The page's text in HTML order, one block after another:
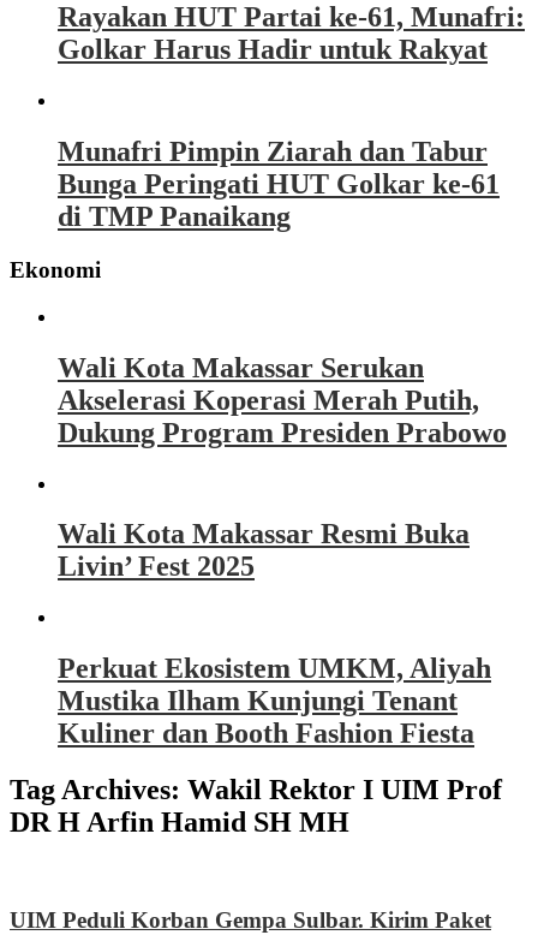
Rayakan HUT Partai ke-61, Munafri:
Golkar Harus Hadir untuk Rakyat
Munafri Pimpin Ziarah dan Tabur
Bunga Peringati HUT Golkar ke-61
di TMP Panaikang
Ekonomi
Wali Kota Makassar Serukan
Akselerasi Koperasi Merah Putih,
Dukung Program Presiden Prabowo
Wali Kota Makassar Resmi Buka
Livin’ Fest 2025
Perkuat Ekosistem UMKM, Aliyah
Mustika Ilham Kunjungi Tenant
Kuliner dan Booth Fashion Fiesta
Tag Archives: Wakil Rektor I UIM Prof
DR H Arfin Hamid SH MH
UIM Peduli Korban Gempa Sulbar. Kirim Paket